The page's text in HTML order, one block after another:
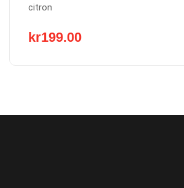
citron
kr199.00